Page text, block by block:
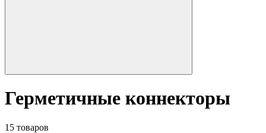
Герметичные коннекторы
15 товаров